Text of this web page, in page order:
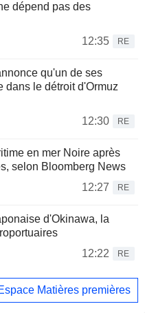
dépend pas des
12:35
RE
qu'un de ses
dans le détroit d'Ormuz
12:30
RE
en mer Noire après
selon Bloomberg News
12:27
RE
d'Okinawa, la
12:22
RE
Matières premières